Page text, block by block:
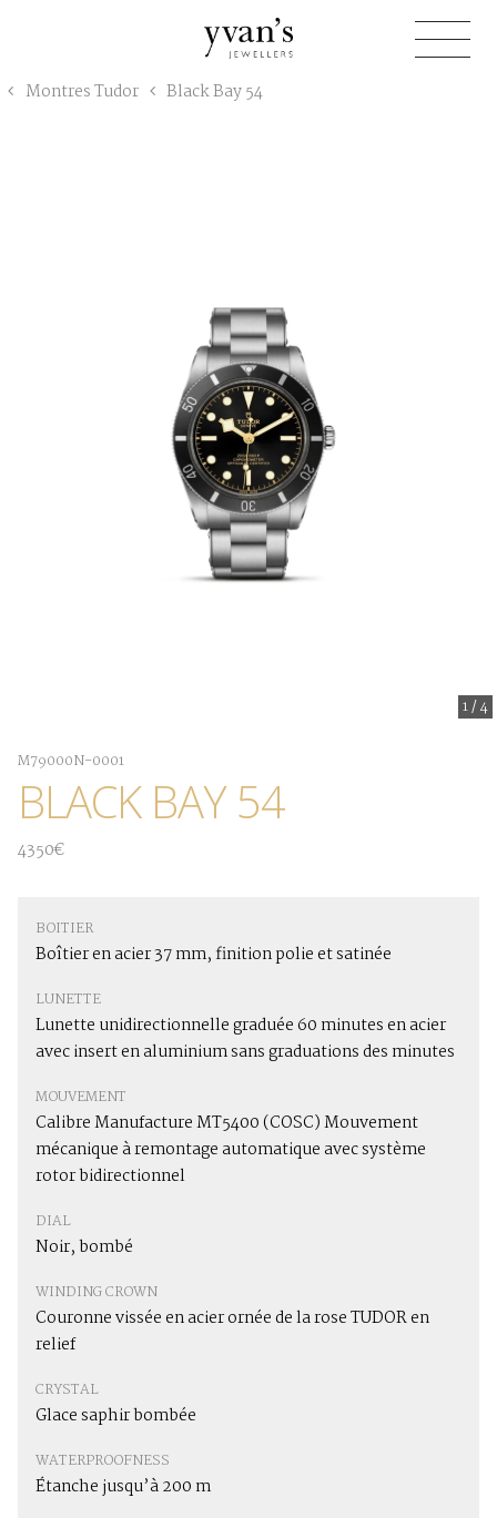
Jewellers
Montres Tudor Black Bay 54
1/4
M79000N-0001
BLACK BAY 54
4350€
BOITIER
Boîtier en acier 37 mm, finition polie et satinée
LUNETTE
Lunette unidirectionnelle graduée 60 minutes en acier
avec insert en aluminium sans graduations des minutes
MOUVEMENT
Calibre Manufacture MT5400 (COSC) Mouvement
mécanique à remontage automatique avec système
rotor bidirectionnel
DIAL
Noir, bombé
WINDING CROWN
Couronne vissée en acier ornée de la rose TUDOR en
relief
CRYSTAL
Glace saphir bombée
WATERPROOFNESS
Étanche jusqu’à 200 m